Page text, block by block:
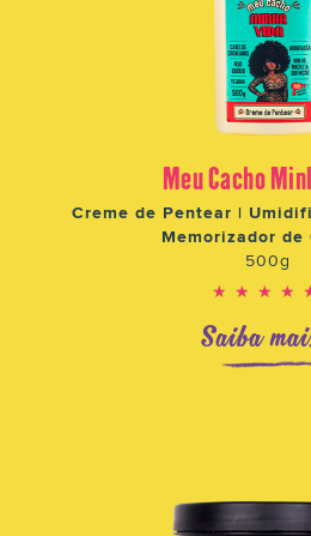
Meu Cacho
Creme de Pentear |
Memorizador de
500g
Saiba